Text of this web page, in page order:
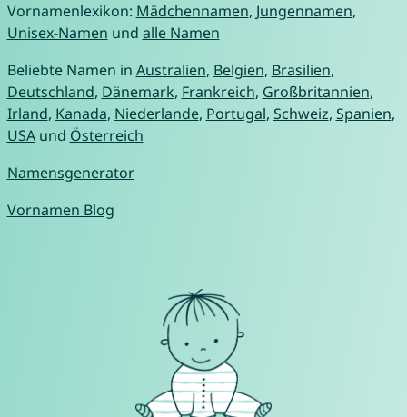
Vornamenlexikon: Mädchennamen, Jungennamen,
Unisex-Namen und alle Namen
Beliebte Namen in Australien, Belgien, Brasilien,
Deutschland, Dänemark, Frankreich, Großbritannien,
Irland, Kanada, Niederlande, Portugal, Schweiz, Spanien,
USAund Österreich
Namensgenerator
Vornamen Blog